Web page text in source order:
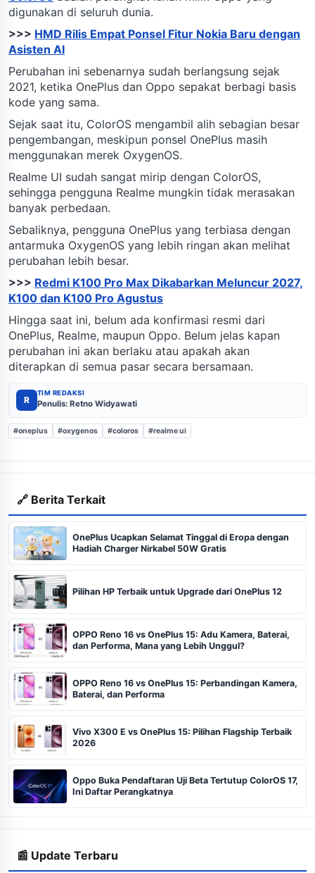
digunakan di seluruh dunia.
>>> HMD Rilis Empat Ponsel Fitur Nokia Baru dengan
Asisten AI
Perubahan ini sebenarnya sudah berlangsung sejak
2021, ketika OnePlus dan Oppo sepakat berbagi basis
kode yang sama.
Sejak saat itu, ColorOS mengambil alih sebagian besar
pengembangan, meskipun ponsel OnePlus masih
menggunakan merek OxygenOS.
Realme UI sudah sangat mirip dengan ColorOS,
sehingga pengguna Realme mungkin tidak merasakan
banyak perbedaan.
Sebaliknya, pengguna OnePlus yang terbiasa dengan
antarmuka OxygenOS yang lebih ringan akan melihat
perubahan lebih besar.
>>> Redmi K100 Pro Max Dikabarkan Meluncur 2027,
K100 dan K100 Pro Agustus
Hingga saat ini, belum ada konfirmasi resmi dari
OnePlus, Realme, maupun Oppo. Belum jelas kapan
perubahan ini akan berlaku atau apakah akan
diterapkan di semua pasar secara bersamaan.
R
TIM REDAKSI
Penulis: Retno Widyawati
#oneplus #oxygenos #coloros #realme ui
🔗 Berita Terkait
OnePlus Ucapkan Selamat Tinggal di Eropa dengan
Hadiah Charger Nirkabel 50W Gratis
Pilihan HP Terbaik untuk Upgrade dari OnePlus 12
OPPO Reno 16 vs OnePlus 15: Adu Kamera, Baterai,
dan Performa, Mana yang Lebih Unggul?
OPPO Reno 16 vs OnePlus 15: Perbandingan Kamera,
Baterai, dan Performa
Vivo X300 E vs OnePlus 15: Pilihan Flagship Terbaik
2026
Oppo Buka Pendaftaran Uji Beta Tertutup ColorOS 17,
Ini Daftar Perangkatnya
📰 Update Terbaru